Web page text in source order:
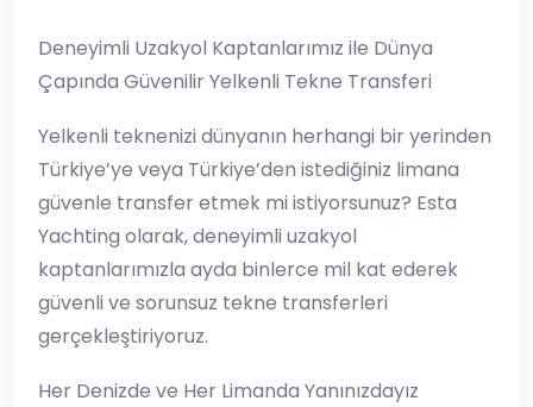
Deneyimli Uzakyol Kaptanlarımız ile Dünya
Çapında Güvenilir Yelkenli Tekne Transferi
Yelkenli teknenizi dünyanın herhangi bir yerinden
Türkiye’ye veya Türkiye’den istediğiniz limana
güvenle transfer etmek mi istiyorsunuz? Esta
Yachting olarak, deneyimli uzakyol
kaptanlarımızla ayda binlerce mil kat ederek
güvenli ve sorunsuz tekne transferleri
gerçekleştiriyoruz.
Her Denizde ve Her Limanda Yanınızdayız